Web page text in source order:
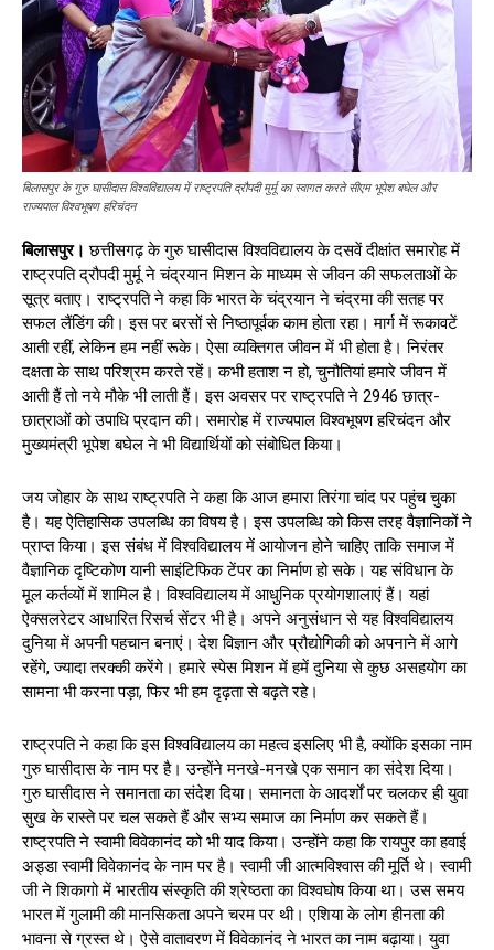
बिलासपुर के गुरु घासीदास विश्वविद्यालय में राष्ट्रपति द्रौपदी मुर्मू का स्वागत करते सीएम भूपेश बघेल और
राज्यपाल विश्वभूषण हरिचंदन
बिलासपुर।छत्तीसगढ़ के गुरु घासीदास विश्वविद्यालय के दसवें दीक्षांत समारोह में
राष्ट्रपति द्रौपदी मुर्मू ने चंद्रयान मिशन के माध्यम से जीवन की सफलताओं के
सूत्र बताए। राष्ट्रपति ने कहा कि भारत के चंद्रयान ने चंद्रमा की सतह पर
सफल लैंडिंग की। इस पर बरसों से निष्ठापूर्वक काम होता रहा। मार्ग में रूकावटें
आती रहीं, लेकिन हम नहीं रूके। ऐसा व्यक्तिगत जीवन में भी होता है। निरंतर
दक्षता के साथ परिश्रम करते रहें। कभी हताश न हो, चुनौतियां हमारे जीवन में
आती हैं तो नये मौके भी लाती हैं। इस अवसर पर राष्ट्रपति ने 2946 छात्र-
छात्राओं को उपाधि प्रदान की। समारोह में राज्यपाल विश्वभूषण हरिचंदन और
मुख्यमंत्री भूपेश बघेल ने भी विद्यार्थियों को संबोधित किया।
जय जोहार के साथ राष्ट्रपति ने कहा कि आज हमारा तिरंगा चांद पर पहुंच चुका
है। यह ऐतिहासिक उपलब्धि का विषय है। इस उपलब्धि को किस तरह वैज्ञानिकों ने
प्राप्त किया। इस संबंध में विश्वविद्यालय में आयोजन होने चाहिए ताकि समाज में
वैज्ञानिक दृष्टिकोण यानी साइंटिफिक टेंपर का निर्माण हो सके। यह संविधान के
मूल कर्तव्यों में शामिल है। विश्वविद्यालय में आधुनिक प्रयोगशालाएं हैं। यहां
ऐक्सलरेटर आधारित रिसर्च सेंटर भी है। अपने अनुसंधान से यह विश्वविद्यालय
दुनिया में अपनी पहचान बनाएं। देश विज्ञान और प्रौद्योगिकी को अपनाने में आगे
रहेंगे, ज्यादा तरक्की करेंगे। हमारे स्पेस मिशन में हमें दुनिया से कुछ असहयोग का
सामना भी करना पड़ा, फिर भी हम दृढ़ता से बढ़ते रहे।
राष्ट्रपति ने कहा कि इस विश्वविद्यालय का महत्व इसलिए भी है, क्योंकि इसका नाम
गुरु घासीदास के नाम पर है। उन्होंने मनखे-मनखे एक समान का संदेश दिया।
गुरु घासीदास ने समानता का संदेश दिया। समानता के आदर्शों पर चलकर ही युवा
सुख के रास्ते पर चल सकते हैं और सभ्य समाज का निर्माण कर सकते हैं।
राष्ट्रपति ने स्वामी विवेकानंद को भी याद किया। उन्होंने कहा कि रायपुर का हवाई
अड्डा स्वामी विवेकानंद के नाम पर है। स्वामी जी आत्मविश्वास की मूर्ति थे। स्वामी
जी ने शिकागो में भारतीय संस्कृति की श्रेष्ठता का विश्वघोष किया था। उस समय
भारत में गुलामी की मानसिकता अपने चरम पर थी। एशिया के लोग हीनता की
भावना से ग्रस्त थे। ऐसे वातावरण में विवेकानंद ने भारत का नाम बढ़ाया। युवा